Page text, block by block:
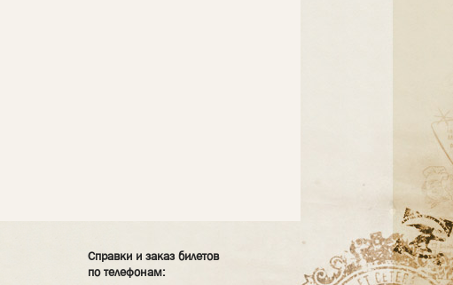
Справки и заказ билетов
по телефонам: